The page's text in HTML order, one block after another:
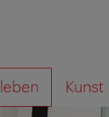
Kunst
Wonach
suchen